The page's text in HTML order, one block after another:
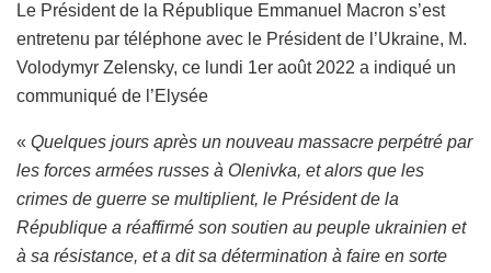
Le Président de la République Emmanuel Macron s’est
entretenu par téléphone avec le Président de l’Ukraine, M.
Volodymyr Zelensky, ce lundi 1er août 2022 a indiqué un
communiqué de l’Elysée
« Quelques jours après un nouveau massacre perpétré par
les forces armées russes à Olenivka, et alors que les
crimes de guerre se multiplient, le Président de la
République a réaffirmé son soutien au peuple ukrainien et
à sa résistance, et a dit sa détermination à faire en sorte